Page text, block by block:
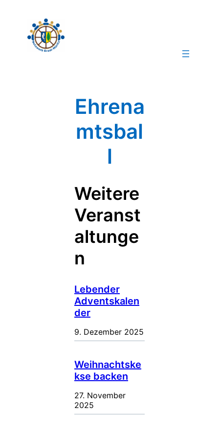
Ehrena
mtsbal
l
Weitere
Veranst
altunge
n
Lebender
Adventskalen
der
9. Dezember 2025
Weihnachtske
kse backen
27. November
2025